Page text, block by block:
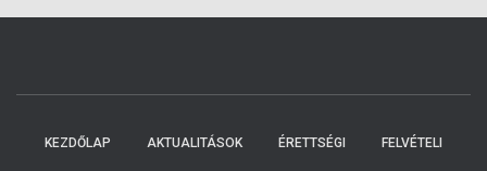
KEZDŐLAP AKTUALITÁSOK ÉRETTSÉGI FELVÉTELI